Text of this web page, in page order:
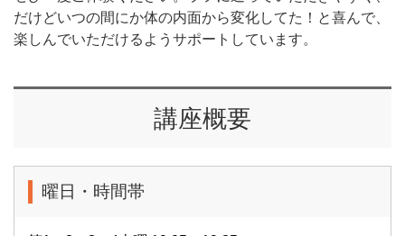
だけどいつの間にか体の内面から変化してた！と喜んで、
楽しんでいただけるようサポートしています。
講座概要
曜日・時間帯